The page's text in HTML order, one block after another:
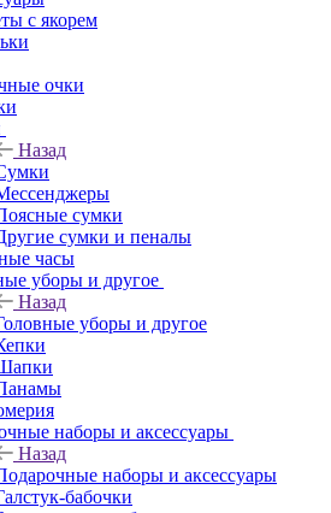
с якорем
очки
Назад
сумки
сумки и пеналы
часы
уборы и другое
Назад
уборы и другое
наборы и аксессуары
Назад
наборы и аксессуары
бабочки